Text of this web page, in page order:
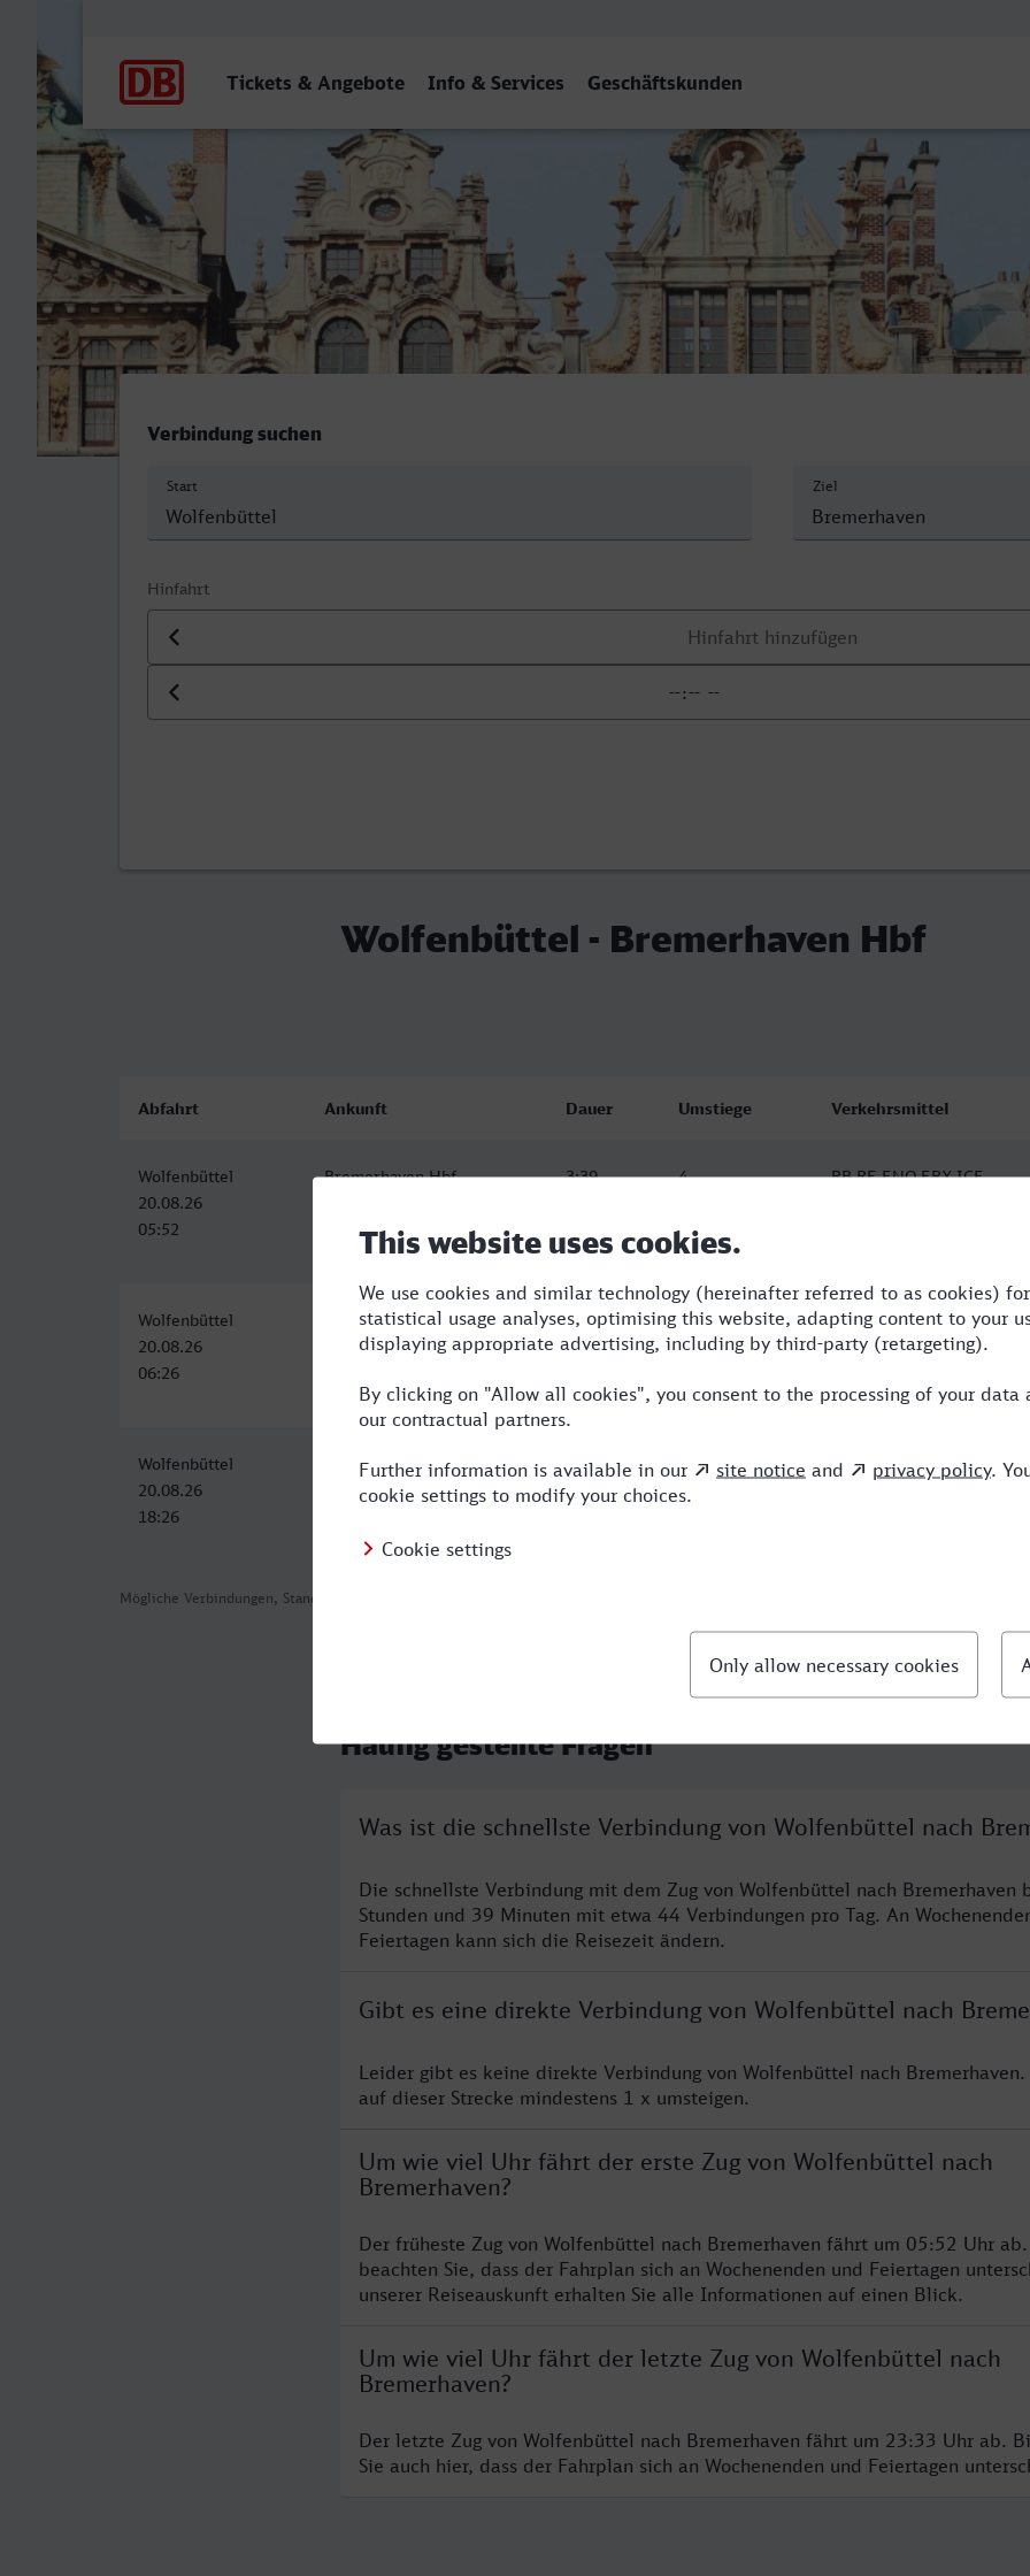
Tickets & Angebote Info & Services Geschäftskunden
Wolfenbüttel - Bremerhaven Hbf
Verbindung suchen
Start Ziel
Hinfahrt
Datum der Hinfahrt
Uhrzeit der Hinfahrt
Wolfenbüttel - Bremerhaven Hbf
Mögliche Verbindungen, Stand: 2026-08-06 03:20
Abfahrt Ankunft Dauer Umstiege Verkehrsmittel
Wolfenbüttel
20.08.26
05:52
Bremerhaven Hbf
09:31
3:39 4 RB,RE,ENO,ERX,ICE
Wolfenbüttel
20.08.26
06:26
Bremerhaven Hbf
20.08.26
4:04 3 RE,ERX,ICE
Wolfenbüttel
20.08.26
18:26
Bremerhaven Hbf
20.08.26
4:04 4 RE,ERX,ICE
Häufig gestellte Fragen
Was ist die schnellste Verbindung von Wolfenbüttel nach
Die schnellste Verbindung mit dem Zug von Wolfenbüttel nach Bremerhaven
Stunden und 39 Minuten mit etwa 44 Verbindungen pro Tag. An
Feiertagen kann sich die Reisezeit ändern.
Gibt es eine direkte Verbindung von Wolfenbüttel nach
Leider gibt es keine direkte Verbindung von Wolfenbüttel nach Bremerhaven.
auf dieser Strecke mindestens 1 x umsteigen.
Um wie viel Uhr fährt der erste Zug von Wolfenbüttel nach
Bremerhaven?
Der früheste Zug von Wolfenbüttel nach Bremerhaven fährt um 05:52 Uhr
beachten Sie, dass der Fahrplan sich an Wochenenden und Feiertagen
unserer Reiseauskunft erhalten Sie alle Informationen auf einen Blick.
Um wie viel Uhr fährt der letzte Zug von Wolfenbüttel nach
Bremerhaven?
Der letzte Zug von Wolfenbüttel nach Bremerhaven fährt um 23:33 Uhr ab.
Sie auch hier, dass der Fahrplan sich an Wochenenden und Feiertagen